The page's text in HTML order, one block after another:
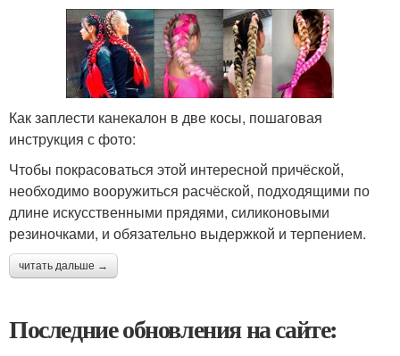
Как заплести канекалон в две косы, пошаговая
инструкция с фото:
Чтобы покрасоваться этой интересной причёской,
необходимо вооружиться расчёской, подходящими по
длине искусственными прядями, силиконовыми
резиночками, и обязательно выдержкой и терпением.
читать дальше →
Последние обновления на сайте: